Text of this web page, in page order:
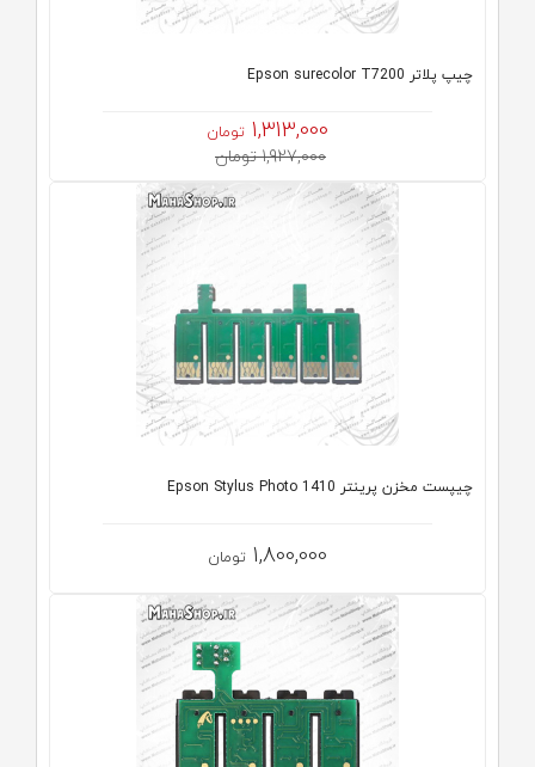
چیپ پلاتر Epson surecolor T7200
1,313,000 تومان
1,927,000 تومان
چیپست مخزن پرینتر Epson Stylus Photo 1410
1,800,000 تومان